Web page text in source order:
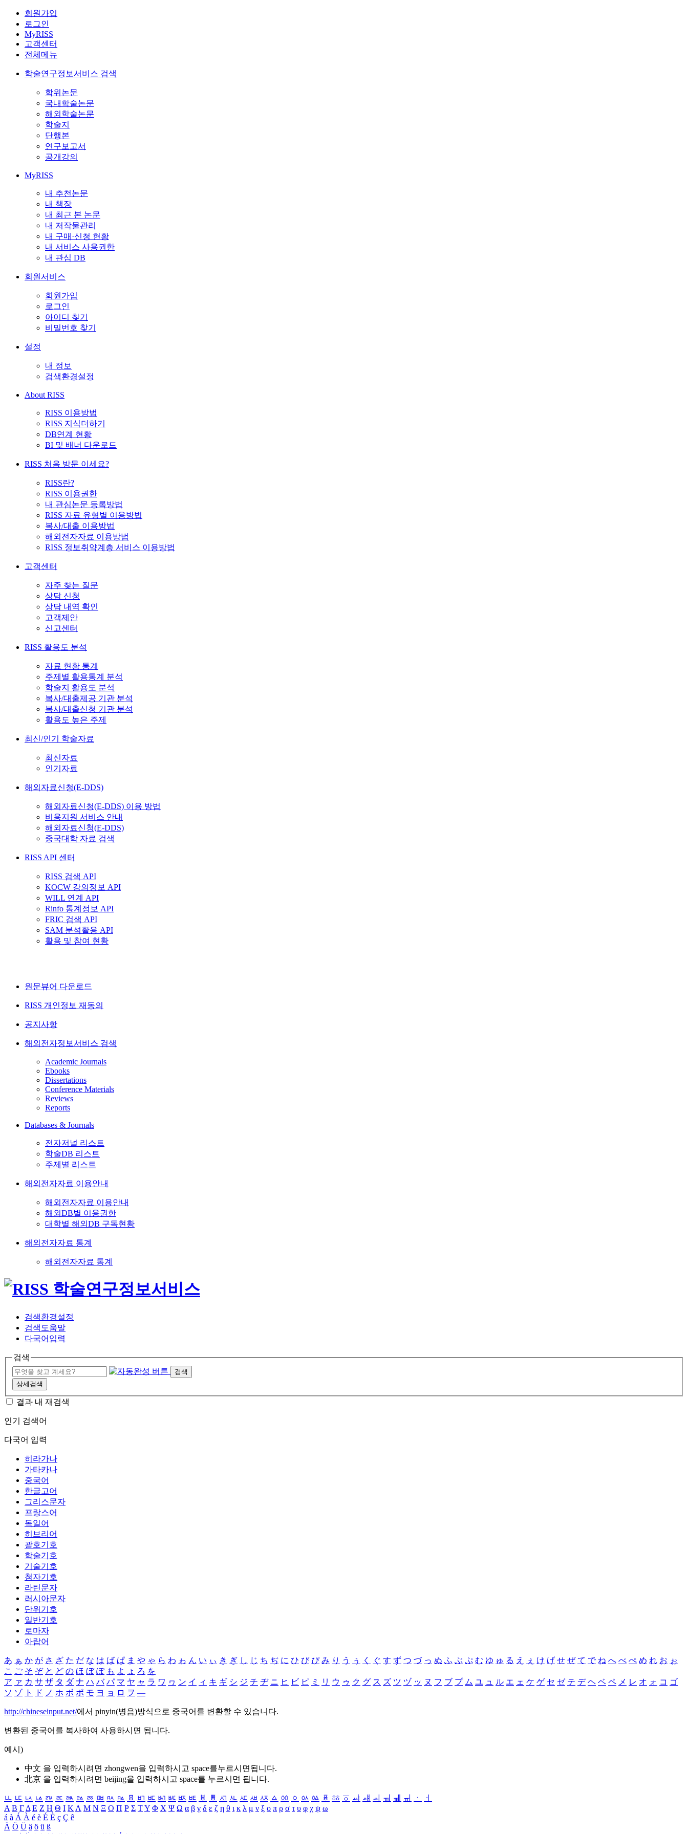
회원가입
로그인
MyRISS
고객센터
전체메뉴
학술연구정보서비스 검색
학위논문
국내학술논문
해외학술논문
학술지
단행본
연구보고서
공개강의
MyRISS
내 추천논문
내 책장
내 최근 본 논문
내 저작물관리
내 구매·신청 현황
내 서비스 사용권한
내 관심 DB
회원서비스
회원가입
로그인
아이디 찾기
비밀번호 찾기
설정
내 정보
검색환경설정
About RISS
RISS 이용방법
RISS 지식더하기
DB연계 현황
BI 및 배너 다운로드
RISS 처음 방문 이세요?
RISS란?
RISS 이용권한
내 관심논문 등록방법
RISS 자료 유형별 이용방법
복사/대출 이용방법
해외전자자료 이용방법
RISS 정보취약계층 서비스 이용방법
고객센터
자주 찾는 질문
상담 신청
상담 내역 확인
고객제안
신고센터
RISS 활용도 분석
자료 현황 통계
주제별 활용통계 분석
학술지 활용도 분석
복사/대출제공 기관 분석
복사/대출신청 기관 분석
활용도 높은 주제
최신/인기 학술자료
최신자료
인기자료
해외자료신청(E-DDS)
해외자료신청(E-DDS) 이용 방법
비용지원 서비스 안내
해외자료신청(E-DDS)
중국대학 자료 검색
RISS API 센터
RISS 검색 API
KOCW 강의정보 API
WILL 연계 API
Rinfo 통계정보 API
FRIC 검색 API
SAM 분석활용 API
활용 및 참여 현황
원문뷰어 다운로드
RISS 개인정보 재동의
공지사항
해외전자정보서비스 검색
Academic Journals
Ebooks
Dissertations
Conference Materials
Reviews
Reports
Databases & Journals
전자저널 리스트
학술DB 리스트
주제별 리스트
해외전자자료 이용안내
해외전자자료 이용안내
해외DB별 이용권한
대학별 해외DB 구독현황
해외전자자료 통계
해외전자자료 통계
검색환경설정
검색도움말
다국어입력
검색
검색
상세검색
결과 내 재검색
인기 검색어
다국어 입력
히라가나
가타카나
중국어
한글고어
그리스문자
프랑스어
독일어
히브리어
괄호기호
학술기호
기술기호
첨자기호
라틴문자
러시아문자
단위기호
일반기호
로마자
아랍어
あ ぁ か が さ ざ た だ な は ば ぱ ま や ゃ ら わ ゎ ん い ぃ き ぎ し じ ち ぢ に ひ び ぴ み り う ぅ く ぐ す ず つ づ っ ぬ ふ ぶ ぷ む ゆ ゅ る え ぇ け げ せ ぜ て で ね へ べ ぺ め れ お ぉ
こ ご そ ぞ と ど の ほ ぼ ぽ も よ ょ ろ を
ア ァ カ サ ザ タ ダ ナ ハ バ パ マ ヤ ャ ラ ワ ヮ ン イ ィ キ ギ シ ジ チ ヂ ニ ヒ ビ ピ ミ リ ウ ゥ ク グ ス ズ ツ ヅ ッ ヌ フ ブ プ ム ユ ュ ル エ ェ ケ ゲ セ ゼ テ デ ヘ ベ ペ メ レ オ ォ コ ゴ
ソ ゾ ト ド ノ ホ ボ ポ モ ヨ ョ ロ ヲ ―
http://chineseinput.net/에서 pinyin(병음)방식으로 중국어를 변환할 수 있습니다.
변환된 중국어를 복사하여 사용하시면 됩니다.
예시)
中文 을 입력하시려면 zhongwen을 입력하시고 space를누르시면됩니다.
北京 을 입력하시려면 beijing을 입력하시고 space를 누르시면 됩니다.
ㅥ ㅦ ㅧ ㅨ ㅩ ㅪ ㅫ ㅬ ㅭ ㅮ ㅯ ㅰ ㅱ ㅲ ㅳ ㅴ ㅵ ㅶ ㅷ ㅸ ㅹ ㅺ ㅻ ㅼ ㅽ ㅾ ㅿ ㆀ ㆁ ㆂ ㆃ ㆄ ㆅ ㆆ ㆇ ㆈ ㆉ ㆊ ㆋ ㆌ ㆍ
ㆎ
Α Β ΓΔ Ε Ζ Η Θ Ι ΚΛ Μ Ν Ξ Ο Π Ρ Σ ΤΥ Φ Χ Ψ Ω α β γ δ ε ζ η θ ι κ λ μ ν ξ ο π ρ σ τ υ φ χ ψ ω
á à Á À é è É È ç Ç ê
Ä Ö Ü ä ö ü ß